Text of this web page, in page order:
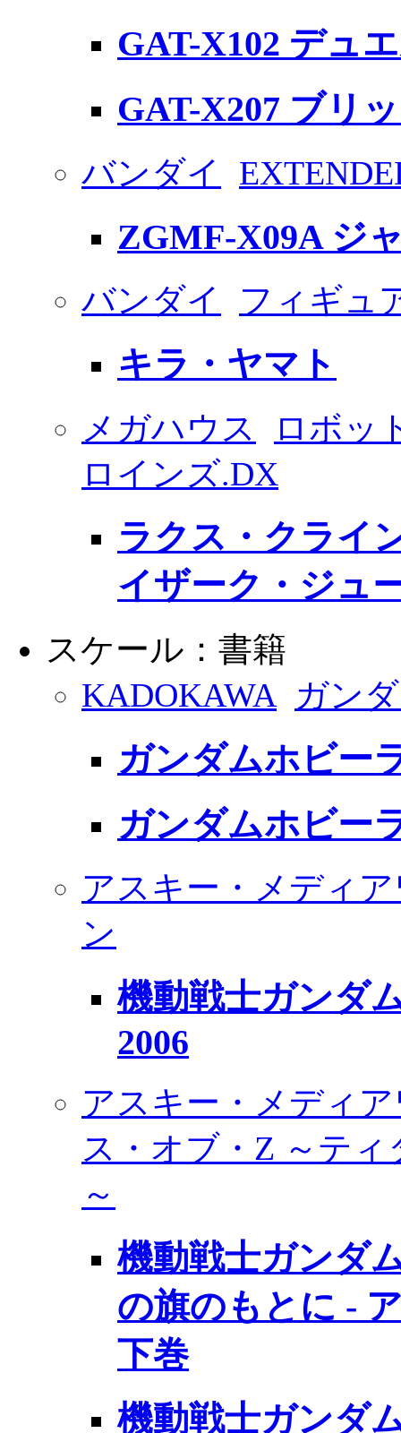
GAT-X102 デュ
GAT-X207 ブリ
バンダイ
ZGMF-X09A ジ
バンダイ フィギュ
キラ・ヤマト
メガハウス
ロボッ
ロインズ.DX
ラクス・クライ
イザーク・ジュ
スケール：書籍
KADOKAWA ガン
ガンダムホビー
ガンダムホビー
アスキー・メディ
ン
機動戦士ガンダ
2006
アスキー・メディ
ス・オブ・Z ～テ
～
機動戦士ガンダ
の旗のもとに -
下巻
機動戦士ガンダ